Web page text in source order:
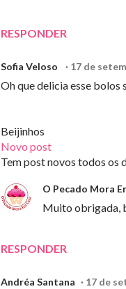
RESPONDER
Sofia Veloso 17 de
Oh que delicia esse bolos
Beijinhos
Novo post
Tem post novos todos os
RESPONDER
O Pecado Mora
Muito obrigada,
Andréa Santana 17 de